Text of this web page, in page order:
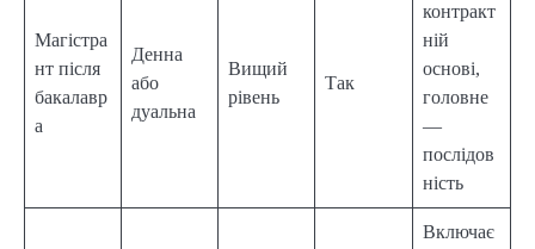
Магістра
нт після
бакалавр
а
Денна
або
дуальна
Вищий
рівень
Так
контракт
ній
основі,
головне
—
послідов
ність
Включає